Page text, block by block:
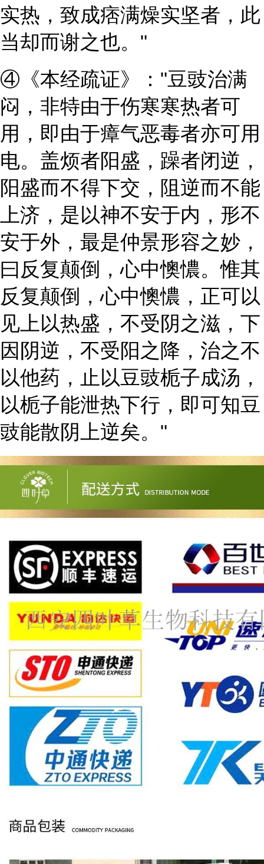
实热，致成痞满燥实坚者，此
当却而谢之也。"
④《本经疏证》："豆豉治满
闷，非特由于伤寒寒热者可
用，即由于瘴气恶毒者亦可用
电。盖烦者阳盛，躁者闭逆，
阳盛而不得下交，阻逆而不能
上济，是以神不安于内，形不
安于外，最是仲景形容之妙，
曰反复颠倒，心中懊憹。惟其
反复颠倒，心中懊憹，正可以
见上以热盛，不受阴之滋，下
因阴逆，不受阳之降，治之不
以他药，止以豆豉栀子成汤，
以栀子能泄热下行，即可知豆
豉能散阴上逆矣。"